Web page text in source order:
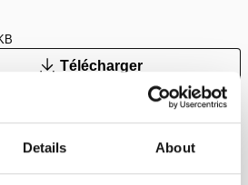
Details About
Télécharger
Data – Flying Raker up to 4.8m